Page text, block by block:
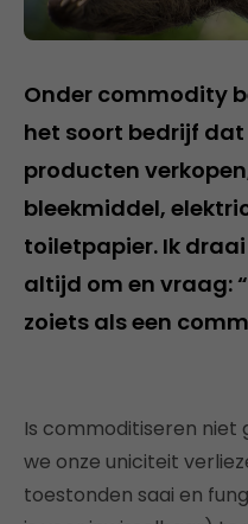
Onder commodity
het soort bedrijf
producten
bleekmiddel,
toiletpapier. Ik
altijd om en vraag:
zoiets als een
Is commoditiseren niet
we onze uniciteit
toestonden saai en